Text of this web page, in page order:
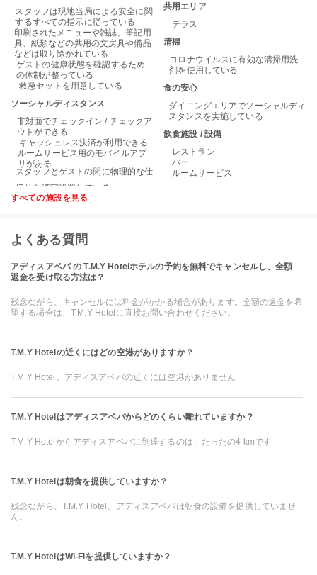
スタッフは現地当局による安全に関
するすべての指示に従っている
印刷されたメニューや雑誌、筆記用
具、紙類などの共用の文房具や備品
などは取り除かれている
ゲストの健康状態を確認するため
の体制が整っている
救急セットを用意している
ソーシャルディスタンス
非対面でチェックイン / チェックア
ウトができる
キャッシュレス決済が利用できる
ルームサービス用のモバイルアプ
リがある
スタッフとゲストの間に物理的な仕
共用エリア
テラス
清掃
コロナウイルスに有効な清掃用洗
剤を使用している
食の安心
ダイニングエリアでソーシャルディ
スタンスを実施している
飲食施設 / 設備
レストラン
バー
ルームサービス
すべての施設を見る
よくある質問
アディスアベバ の T.M.Y Hotelホテルの予約を無料でキャンセルし、全額
返金を受け取る方法は？
残念ながら、キャンセルには料金がかかる場合があります。全額の返金を希
望する場合は、T.M.Y Hotelに直接お問い合わせください。
T.M.Y Hotelの近くにはどの空港がありますか？
T.M.Y Hotel、アディスアベバの近くには空港がありません
T.M.Y Hotelはアディスアベバからどのくらい離れていますか？
T.M.Y Hotelからアディスアベバに到達するのは、たったの4 kmです
T.M.Y Hotelは朝食を提供していますか？
残念ながら、T.M.Y Hotel、アディスアベバは朝食の設備を提供していませ
ん。
T.M.Y HotelはWi-Fiを提供していますか？